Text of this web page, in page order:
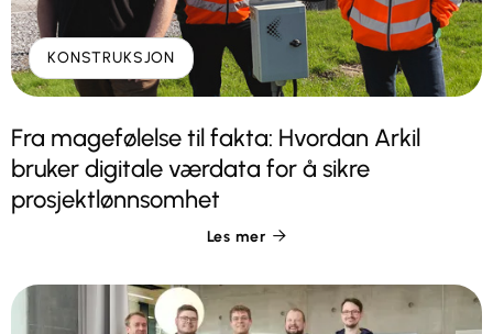
KONSTRUKSJON
Fra magefølelse til fakta: Hvordan Arkil
bruker digitale værdata for å sikre
prosjektlønnsomhet
Les mer 